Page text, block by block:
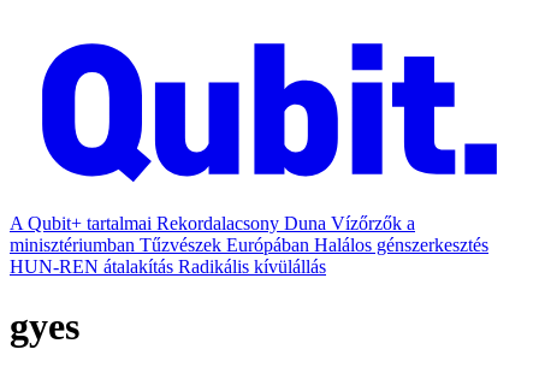
A Qubit+ tartalmai Rekordalacsony Duna Vízőrzők a
minisztériumban Tűzvészek Európában Halálos génszerkesztés
HUN-REN átalakítás Radikális kívülállás
gyes